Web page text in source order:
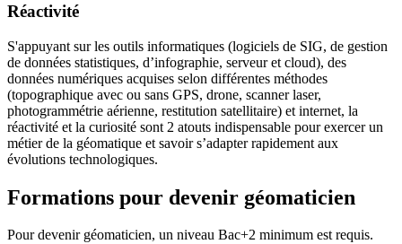
Réactivité
S'appuyant sur les outils informatiques (logiciels de SIG, de gestion
de données statistiques, d’infographie, serveur et cloud), des
données numériques acquises selon différentes méthodes
(topographique avec ou sans GPS, drone, scanner laser,
photogrammétrie aérienne, restitution satellitaire) et internet, la
réactivité et la curiosité sont 2 atouts indispensable pour exercer un
métier de la géomatique et savoir s’adapter rapidement aux
évolutions technologiques.
Formations pour devenir géomaticien
Pour devenir géomaticien, un niveau Bac+2 minimum est requis.